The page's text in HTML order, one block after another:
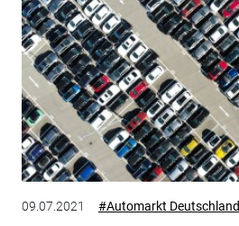
09.07.2021 #Automarkt Deutschland